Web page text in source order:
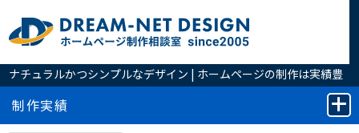
ナチュラルかつシンプルなデザイン | ホームページの制作は実績豊
制作実績